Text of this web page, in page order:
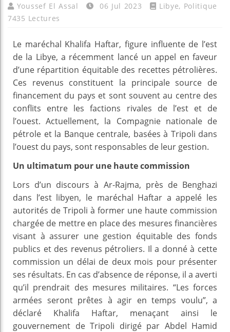
Youssef El Assal 06 Jul 2023 Libye, Politique
7435 Lectures
Le maréchal Khalifa Haftar, figure influente de l’est
de la Libye, a récemment lancé un appel en faveur
d’une répartition équitable des recettes pétrolières.
Ces revenus constituent la principale source de
financement du pays et sont souvent au centre des
conflits entre les factions rivales de l’est et de
l’ouest. Actuellement, la Compagnie nationale de
pétrole et la Banque centrale, basées à Tripoli dans
l’ouest du pays, sont responsables de leur gestion.
Un ultimatum pour une haute commission
Lors d’un discours à Ar-Rajma, près de Benghazi
dans l’est libyen, le maréchal Haftar a appelé les
autorités de Tripoli à former une haute commission
chargée de mettre en place des mesures financières
visant à assurer une gestion équitable des fonds
publics et des revenus pétroliers. Il a donné à cette
commission un délai de deux mois pour présenter
ses résultats. En cas d’absence de réponse, il a averti
qu’il prendrait des mesures militaires. “Les forces
armées seront prêtes à agir en temps voulu”, a
déclaré Khalifa Haftar, menaçant ainsi le
gouvernement de Tripoli dirigé par Abdel Hamid